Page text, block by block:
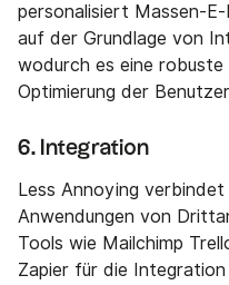
personalisiert Massen-
auf der Grundlage von
wodurch es eine
Optimierung der
6. Integration
Less Annoying
Anwendungen von
Tools wie Mailchimp
Zapier für die